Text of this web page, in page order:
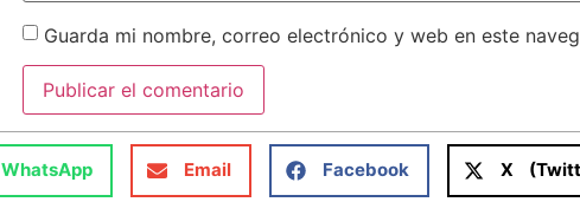
Guarda mi nombre, correo electrónico y web en este
WhatsApp Email Facebook X